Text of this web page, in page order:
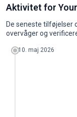
2026-040 -
2026-060 -
2026-070 -
år
jan. feb. mar.
2024
140 110
2025 390 140 140
2026 110 170 110
Aktivitet for
De seneste tilføjelser
overvåger og
10. maj 2026